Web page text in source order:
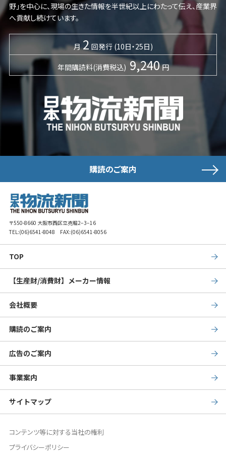
野」を中心に、現場の生きた情報を半世紀以上にわたって伝え、産業界
へ貢献し続けています。
月 2 回発行 (10日・25日)
年間購読料(消費税込) 9,240 円
購読のご案内
〒550-8660 大阪市西区立売堀2−3−16
TEL:(06)6541-8048 FAX:(06)6541-8056
TOP
【生産財/消費財】メーカー情報
会社概要
購読のご案内
広告のご案内
事業案内
サイトマップ
コンテンツ等に対する当社の権利
プライバシーポリシー